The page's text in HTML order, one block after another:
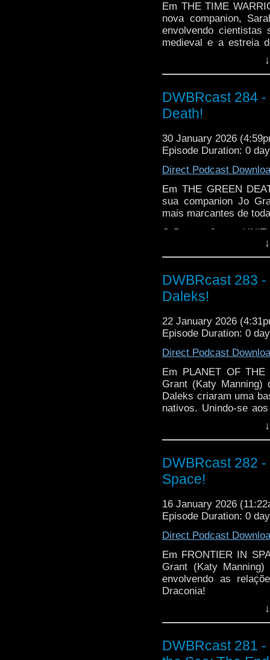
Em THE TIME
nova companion,
envolvendo cientistas
medieval e a estreia
proeminentes na
Gallifrey ganhando
DWBRcast 284
Death!
30 January 2026
Episode Duration: 0
Direct Podcast
Em THE GREEN
sua companion Jo
mais marcantes de
O Doutor, Jo e a
investigar uma
arco, é pedida em
viagens pelo
ativismo ao lado do
Brigadeiro comendo
limpeza e larvas do
DWBRcast 283
Daleks!
22 January 2026
Episode Duration: 0
Direct Podcast
Em PLANET OF
Grant (Katy Manning)
Daleks criaram uma
nativos. Unindo-se
os vulcões de "lava
Daleks presente no
papai Terry Nation:
DWBRcast 282
Space!
16 January 2026
Episode Duration: 0
Direct Podcast
Em FRONTIER IN
Grant (Katy
envolvendo as
Draconia!
O Doutor se vê
povos, mas para isso
Esse arco marca o
DWBRcast 281